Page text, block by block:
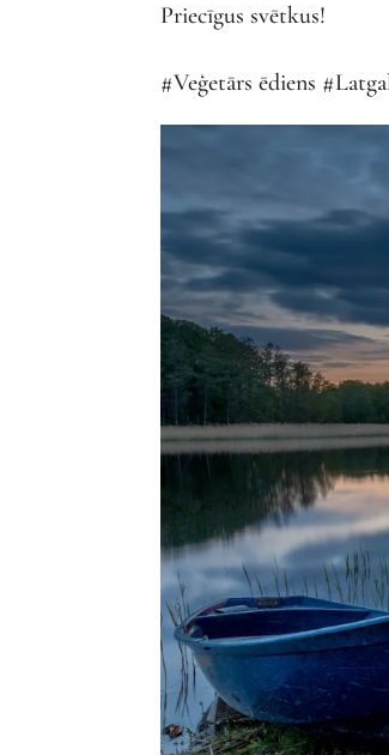
Priecīgus svētkus!
#Veģetārs ēdiens